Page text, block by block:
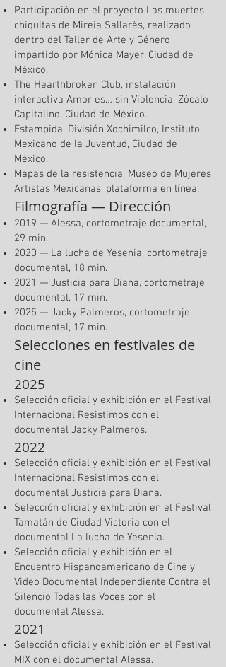
Participación en el proyecto Las muertes
chiquitas de Mireia Sallarès, realizado
dentro del Taller de Arte y Género
impartido por Mónica Mayer, Ciudad de
México.
The Hearthbroken Club, instalación
interactiva Amor es… sin Violencia, Zócalo
Capitalino, Ciudad de México.
Estampida, División Xochimilco, Instituto
Mexicano de la Juventud, Ciudad de
México.
Mapas de la resistencia, Museo de Mujeres
Artistas Mexicanas, plataforma en línea.
Filmografía — Dirección
2019 — Alessa, cortometraje documental,
29 min.
2020 — La lucha de Yesenia, cortometraje
documental, 18 min.
2021 — Justicia para Diana, cortometraje
documental, 17 min.
2025 — Jacky Palmeros, cortometraje
documental, 17 min.
Selecciones en festivales de
cine
2025
Selección oficial y exhibición en el Festival
Internacional Resistimos con el
documental Jacky Palmeros.
2022
Selección oficial y exhibición en el Festival
Internacional Resistimos con el
documental Justicia para Diana.
Selección oficial y exhibición en el Festival
Tamatán de Ciudad Victoria con el
documental La lucha de Yesenia.
Selección oficial y exhibición en el
Encuentro Hispanoamericano de Cine y
Video Documental Independiente Contra el
Silencio Todas las Voces con el
documental Alessa.
2021
Selección oficial y exhibición en el Festival
MIX con el documental Alessa.